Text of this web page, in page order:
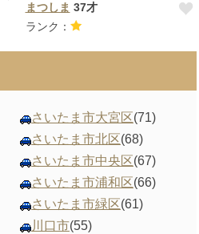
まつしま 37才
ランク：
さいたま市大宮区(71)
さいたま市北区(68)
さいたま市中央区(67)
さいたま市浦和区(66)
さいたま市緑区(61)
川口市(55)